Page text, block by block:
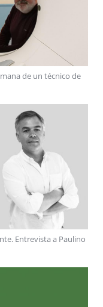
de un técnico de
Entrevista a Paulino